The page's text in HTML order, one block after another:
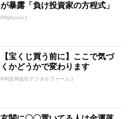
が暴露「負け投資家の方程式」
PR(Acoco.)
【宝くじ買う前に】ここで気づ
くかどうかで変わります
PR(合同会社デジタルファーム )